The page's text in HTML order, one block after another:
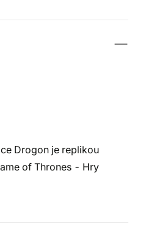
Drogon je replikou
of Thrones - Hry